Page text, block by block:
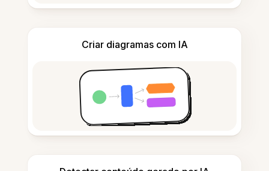
Criar diagramas com IA